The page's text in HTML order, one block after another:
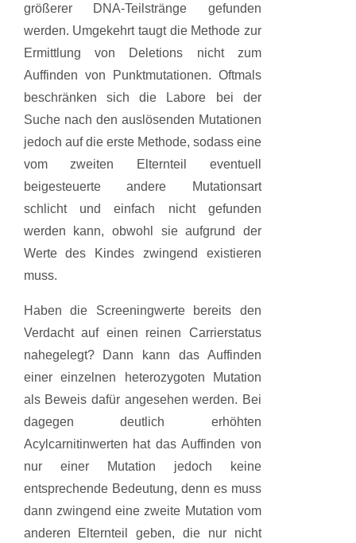
größerer DNA-Teilstränge gefunden
werden. Umgekehrt taugt die Methode zur
Ermittlung von Deletions nicht zum
Auffinden von Punktmutationen. Oftmals
beschränken sich die Labore bei der
Suche nach den auslösenden Mutationen
jedoch auf die erste Methode, sodass eine
vom zweiten Elternteil eventuell
beigesteuerte andere Mutationsart
schlicht und einfach nicht gefunden
werden kann, obwohl sie aufgrund der
Werte des Kindes zwingend existieren
muss.
Haben die Screeningwerte bereits den
Verdacht auf einen reinen Carrierstatus
nahegelegt? Dann kann das Auffinden
einer einzelnen heterozygoten Mutation
als Beweis dafür angesehen werden. Bei
dagegen deutlich erhöhten
Acylcarnitinwerten hat das Auffinden von
nur einer Mutation jedoch keine
entsprechende Bedeutung, denn es muss
dann zwingend eine zweite Mutation vom
anderen Elternteil geben, die nur nicht